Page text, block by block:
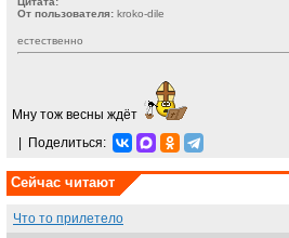
От пользователя: kroko-dile
естественно
Мну тож весны ждёт
Поделиться:
Сейчас читают
Что то прилетело